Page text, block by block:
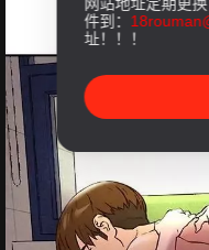
件到：
址！！！